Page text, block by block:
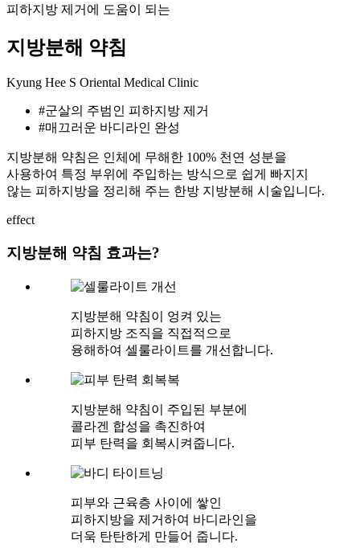
피하지방 제거에 도움이 되는
지방분해 약침
Kyung Hee S Oriental Medical Clinic
#군살의 주범인 피하지방 제거
#매끄러운 바디라인 완성
지방분해 약침은 인체에 무해한 100% 천연 성분을
사용하여 특정 부위에 주입하는 방식으로 쉽게 빠지지
않는 피하지방을 정리해 주는 한방 지방분해 시술입니다.
effect
지방분해 약침 효과는?
지방분해 약침이​ 엉켜 있는
피하지방 조직을 직접적으로
융해하여 셀룰라이트를 개선합니다.
지방분해 약침이​ 주입된 부분에
콜라겐 합성을 촉진하여
피부 탄력을 회복시켜줍니다.
피부와 근육층 사이에 쌓인
피하지방을 제거하여 바디라인을
더욱 탄탄하게 만들어 줍니다.